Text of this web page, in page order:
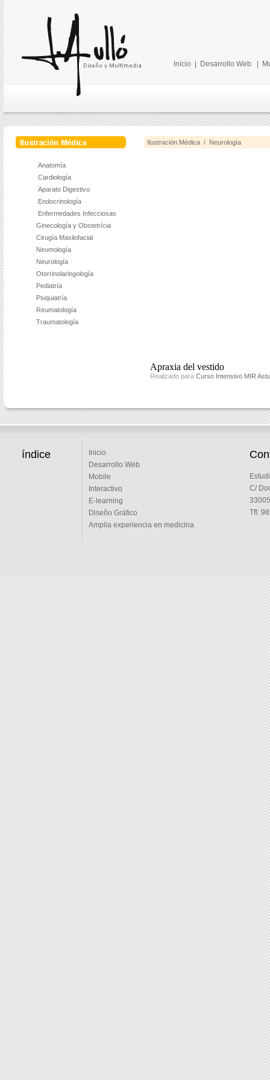
Inicio Desarrollo Web
Anatomía
Cardiología
Aparato Digestivo
Endocrinología
Enfermedades Infecciosas
Ginecología y Obstetrícia
Cirugía Maxilofacial
Neumología
Neurología
Otorrinolaringología
Pediatría
Psiquiatría
Reumatología
Traumatología
Ilustración Médica / Neurología
Apraxia del vestido
Realizado para Curso Intensivo MIR
índice
Inicio
Desarrollo Web
Mobile
Interactivo
E-learning
Diseño Gráfico
Amplia experiencia en medicina
C/
Tfl: